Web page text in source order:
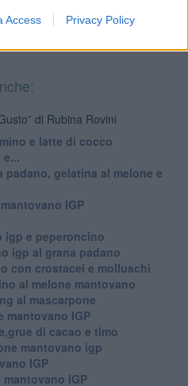
Access Privacy Policy
Arriva gratis tutti i giorni
di Rubina Rovini
e latte di cocco
padano, gelatina al melone e
IGP
igp e peperoncino
igp al grana padano
con crostacei e molluschi
al melone mantovano
al mascarpone
mantovano IGP
di cacao e timo
mantovano igp
IGP
IGP